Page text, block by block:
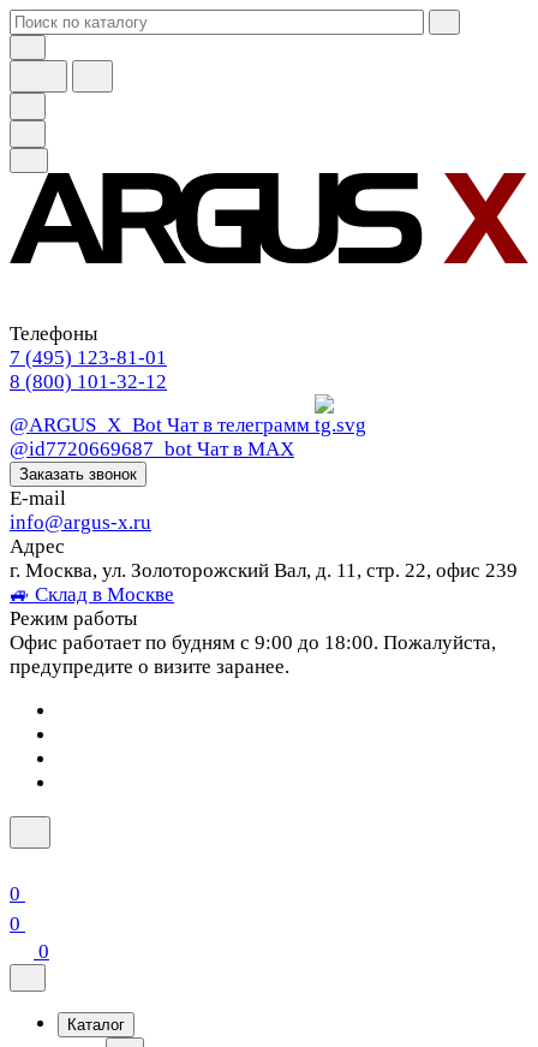
Телефоны
7 (495) 123-81-01
8 (800) 101-32-12
@ARGUS_X_Bot Чат в телеграмм
@id7720669687_bot Чат в МАХ
Заказать звонок
E-mail
info@argus-x.ru
Адрес
г. Москва, ул. Золоторожский Вал, д. 11, стр. 22, офис 239
🚙 Склад в Москве
Режим работы
Офис работает по будням с 9:00 до 18:00. Пожалуйста,
предупредите о визите заранее.
0
0
0
Каталог